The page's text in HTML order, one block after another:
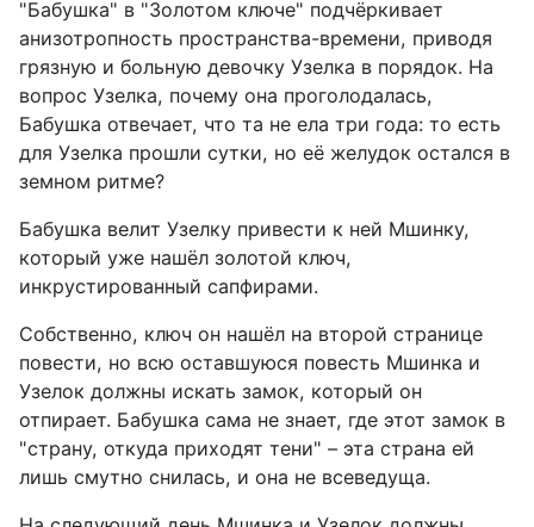
"Бабушка" в "Золотом ключе" подчёркивает
анизотропность пространства-времени, приводя
грязную и больную девочку Узелка в порядок. На
вопрос Узелка, почему она проголодалась,
Бабушка отвечает, что та не ела три года: то есть
для Узелка прошли сутки, но её желудок остался в
земном ритме?
Бабушка велит Узелку привести к ней Мшинку,
который уже нашёл золотой ключ,
инкрустированный сапфирами.
Собственно, ключ он нашёл на второй странице
повести, но всю оставшуюся повесть Мшинка и
Узелок должны искать замок, который он
отпирает. Бабушка сама не знает, где этот замок в
"страну, откуда приходят тени" – эта страна ей
лишь смутно снилась, и она не всеведуща.